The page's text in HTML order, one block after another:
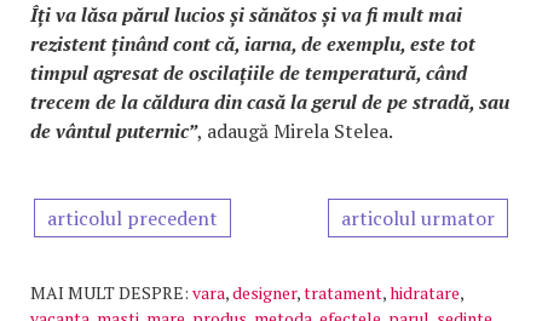
Îți va lăsa părul lucios și sănătos și va fi mult mai
rezistent ținând cont că, iarna, de exemplu, este tot
timpul agresat de oscilațiile de temperatură, când
trecem de la căldura din casă la gerul de pe stradă, sau
de vântul puternic”, adaugă Mirela Stelea.
articolul precedent articolul urmator
MAI MULT DESPRE: vara,designer,tratament,hidratare,